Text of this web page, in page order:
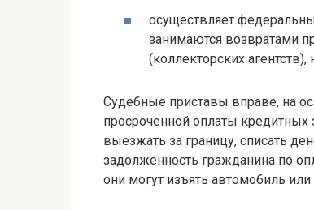
осуществляет
занимаются возвратами
(коллекторских
Судебные приставы вправе, на
просроченной оплаты
выезжать за границу, списать
задолженность гражданина по
они могут изъять автомобиль